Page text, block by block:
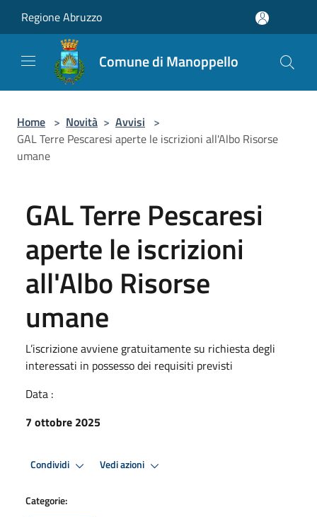
Regione Abruzzo
Comune di Manoppello
Home > Novità > Avvisi >
GAL Terre Pescaresi aperte le iscrizioni all'Albo Risorse
umane
GAL Terre Pescaresi
aperte le iscrizioni
all'Albo Risorse
umane
L’iscrizione avviene gratuitamente su richiesta degli
interessati in possesso dei requisiti previsti
Data :
7 ottobre 2025
Condividi Vedi azioni
Categorie: